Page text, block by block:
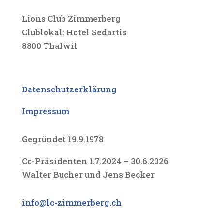
Lions Club Zimmerberg
Clublokal: Hotel Sedartis
8800 Thalwil
Datenschutzerklärung
Impressum
Gegründet 19.9.1978
Co-Präsidenten 1.7.2024 – 30.6.2026
Walter Bucher und Jens Becker
info@lc-zimmerberg.ch